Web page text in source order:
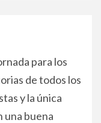
para los
de todos los
y la única
una buena